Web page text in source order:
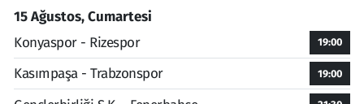
15 Ağustos, Cumartesi
Konyaspor - Rizespor
19:00
Kasımpaşa - Trabzonspor 19:00